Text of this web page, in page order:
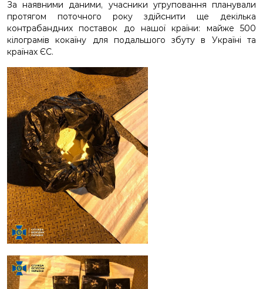
За наявними даними, учасники угруповання планували
протягом поточного року здійснити ще декілька
контрабандних поставок до нашої країни: майже 500
кілограмів кокаїну для подальшого збуту в Україні та
країнах ЄС.